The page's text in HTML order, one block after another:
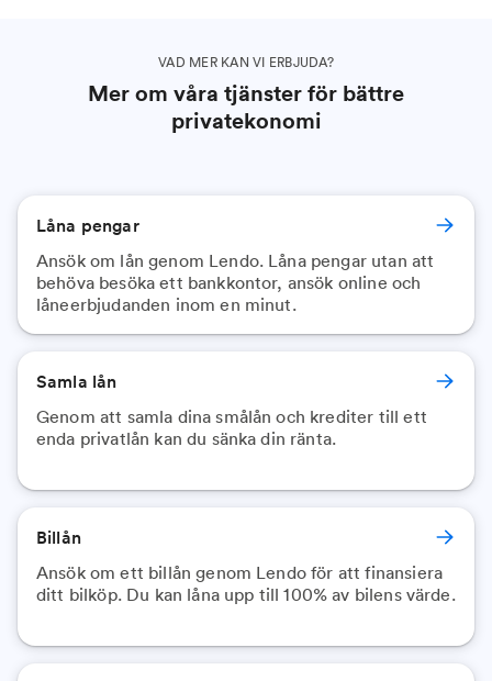
VAD MER KAN VI ERBJUDA?
Mer om våra tjänster för bättre
privatekonomi
Låna pengar
Ansök om lån genom Lendo. Låna pengar utan att
behöva besöka ett bankkontor, ansök online och
låneerbjudanden inom en minut.
Samla lån
Genom att samla dina smålån och krediter till ett
enda privatlån kan du sänka din ränta.
Billån
Ansök om ett billån genom Lendo för att finansiera
ditt bilköp. Du kan låna upp till 100% av bilens värde.